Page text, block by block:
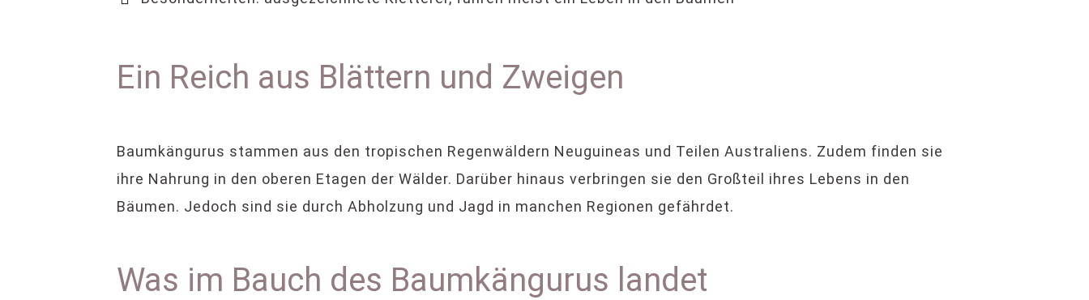
Ein Reich aus Blättern und Zweigen
Baumkängurus stammen aus den tropischen Regenwäldern Neuguineas und Teilen Australiens. Zudem finden sie
ihre Nahrung in den oberen Etagen der Wälder. Darüber hinaus verbringen sie den Großteil ihres Lebens in den
Bäumen. Jedoch sind sie durch Abholzung und Jagd in manchen Regionen gefährdet.
Was im Bauch des Baumkängurus landet